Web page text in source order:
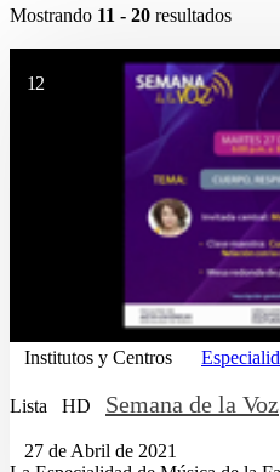
Mostrando 11 - 20 resultados
12
Institutos y Centros
Lista HD Semana de la Voz
27 de Abril de 2021